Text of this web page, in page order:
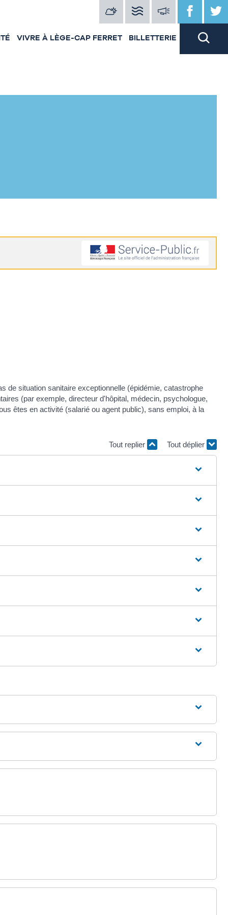
VIVRE À LÈGE-CAP FERRET BILLETTERIE
de situation sanitaire exceptionnelle (épidémie, catastrophe
(par exemple, directeur d'hôpital, médecin, psychologue,
êtes en activité (salarié ou agent public), sans emploi, à la
Tout replier Tout déplier